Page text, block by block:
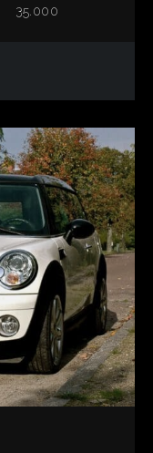
35.000